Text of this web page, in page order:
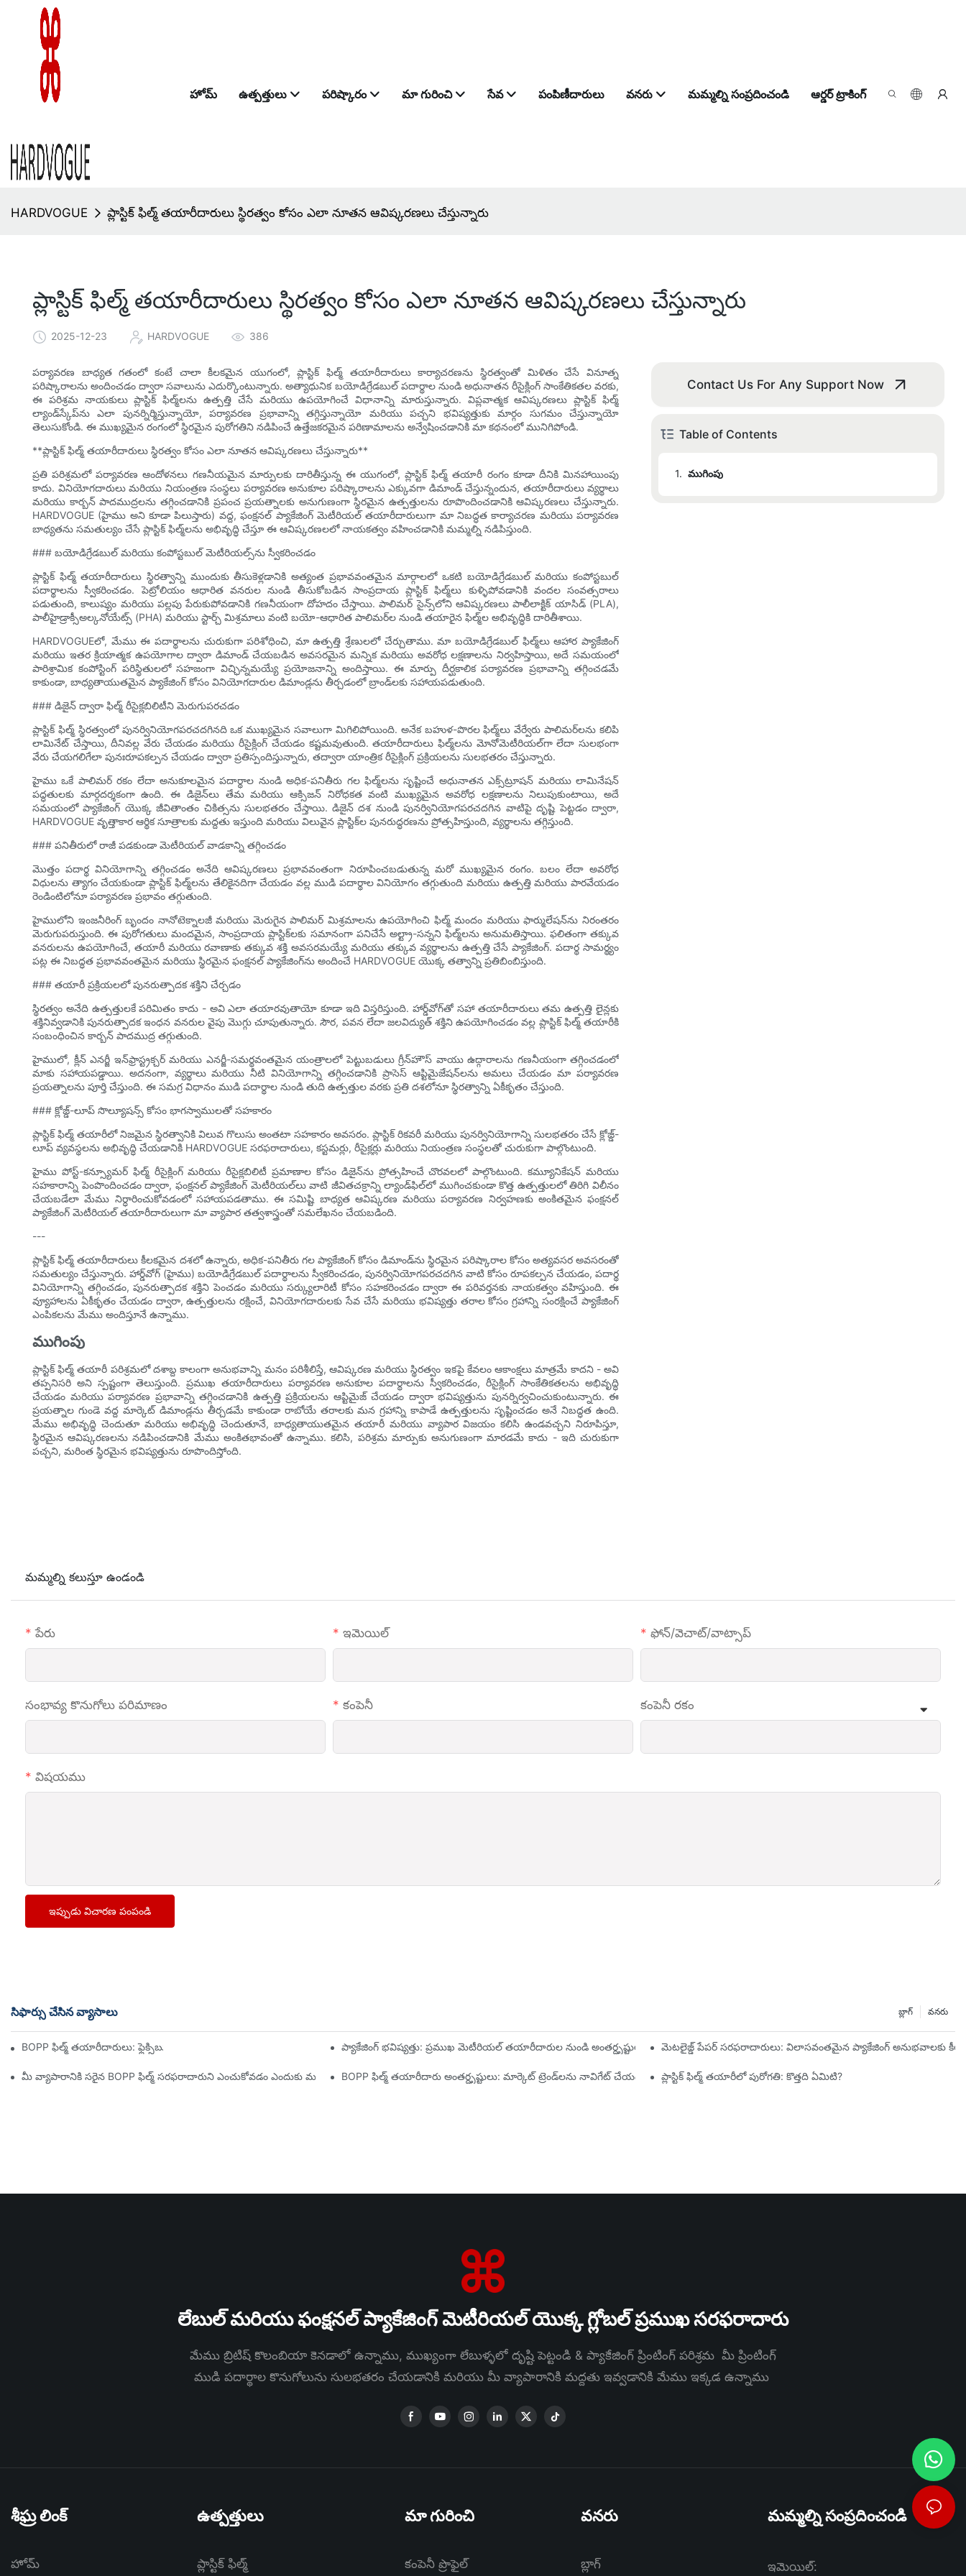
హోమ్ ఉత్పత్తులు పరిష్కారం మా గురించి సేవ పంపిణీదారులు వనరు మమ్మల్ని సంప్రదించండి ఆర్డర్ ట్రాకింగ్
HARDVOGUE ప్లాస్టిక్ ఫిల్మ్ తయారీదారులు స్థిరత్వం కోసం ఎలా నూతన ఆవిష్కరణలు చేస్తున్నారు
ప్లాస్టిక్ ఫిల్మ్ తయారీదారులు స్థిరత్వం కోసం ఎలా నూతన ఆవిష్కరణలు చేస్తున్నారు
2025-12-23 HARDVOGUE 386
పర్యావరణ బాధ్యత గతంలో కంటే చాలా కీలకమైన యుగంలో, ప్లాస్టిక్ ఫిల్మ్ తయారీదారులు కార్యాచరణను స్థిరత్వంతో మిళితం చేసే వినూత్న
పరిష్కారాలను అందించడం ద్వారా సవాలును ఎదుర్కొంటున్నారు. అత్యాధునిక బయోడిగ్రేడబుల్ పదార్థాల నుండి అధునాతన రీసైక్లింగ్ సాంకేతికతల వరకు,
ఈ పరిశ్రమ నాయకులు ప్లాస్టిక్ ఫిల్మ్‌లను ఉత్పత్తి చేసే మరియు ఉపయోగించే విధానాన్ని మారుస్తున్నారు. విప్లవాత్మక ఆవిష్కరణలు ప్లాస్టిక్ ఫిల్మ్
ల్యాండ్‌స్కేప్‌ను ఎలా పునర్నిర్మిస్తున్నాయో, పర్యావరణ ప్రభావాన్ని తగ్గిస్తున్నాయో మరియు పచ్చని భవిష్యత్తుకు మార్గం సుగమం చేస్తున్నాయో
తెలుసుకోండి. ఈ ముఖ్యమైన రంగంలో స్థిరమైన పురోగతిని నడిపించే ఉత్తేజకరమైన పరిణామాలను అన్వేషించడానికి మా కథనంలో మునిగిపోండి.
**ప్లాస్టిక్ ఫిల్మ్ తయారీదారులు స్థిరత్వం కోసం ఎలా నూతన ఆవిష్కరణలు చేస్తున్నారు**
ప్రతి పరిశ్రమలో పర్యావరణ ఆందోళనలు గణనీయమైన మార్పులకు దారితీస్తున్న ఈ యుగంలో, ప్లాస్టిక్ ఫిల్మ్ తయారీ రంగం కూడా దీనికి మినహాయింపు
కాదు. వినియోగదారులు మరియు నియంత్రణ సంస్థలు పర్యావరణ అనుకూల పరిష్కారాలను ఎక్కువగా డిమాండ్ చేస్తున్నందున, తయారీదారులు వ్యర్థాలు
మరియు కార్బన్ పాదముద్రలను తగ్గించడానికి ప్రపంచ ప్రయత్నాలకు అనుగుణంగా స్థిరమైన ఉత్పత్తులను రూపొందించడానికి ఆవిష్కరణలు చేస్తున్నారు.
HARDVOGUE (హైము అని కూడా పిలుస్తారు) వద్ద, ఫంక్షనల్ ప్యాకేజింగ్ మెటీరియల్ తయారీదారులుగా మా నిబద్ధత కార్యాచరణ మరియు పర్యావరణ
బాధ్యతను సమతుల్యం చేసే ప్లాస్టిక్ ఫిల్మ్‌లను అభివృద్ధి చేస్తూ ఈ ఆవిష్కరణలలో నాయకత్వం వహించడానికి మమ్మల్ని నడిపిస్తుంది.
### బయోడిగ్రేడబుల్ మరియు కంపోస్టబుల్ మెటీరియల్స్‌ను స్వీకరించడం
ప్లాస్టిక్ ఫిల్మ్ తయారీదారులు స్థిరత్వాన్ని ముందుకు తీసుకెళ్లడానికి అత్యంత ప్రభావవంతమైన మార్గాలలో ఒకటి బయోడిగ్రేడబుల్ మరియు కంపోస్టబుల్
పదార్థాలను స్వీకరించడం. పెట్రోలియం ఆధారిత వనరుల నుండి తీసుకోబడిన సాంప్రదాయ ప్లాస్టిక్ ఫిల్మ్‌లు కుళ్ళిపోవడానికి వందల సంవత్సరాలు
పడుతుంది, కాలుష్యం మరియు పల్లపు పేరుకుపోవడానికి గణనీయంగా దోహదం చేస్తాయి. పాలిమర్ సైన్స్‌లోని ఆవిష్కరణలు పాలీలాక్టిక్ యాసిడ్ (PLA),
పాలీహైడ్రాక్సీఅల్కనోయేట్స్ (PHA) మరియు స్టార్చ్ మిశ్రమాలు వంటి బయో-ఆధారిత పాలిమర్‌ల నుండి తయారైన ఫిల్మ్‌ల అభివృద్ధికి దారితీశాయి.
HARDVOGUEలో, మేము ఈ పదార్థాలను చురుకుగా పరిశోధించి, మా ఉత్పత్తి శ్రేణులలో చేర్చుతాము. మా బయోడిగ్రేడబుల్ ఫిల్మ్‌లు ఆహార ప్యాకేజింగ్
మరియు ఇతర క్రియాత్మక ఉపయోగాల ద్వారా డిమాండ్ చేయబడిన అవసరమైన మన్నిక మరియు అవరోధ లక్షణాలను నిర్వహిస్తాయి, అదే సమయంలో
పారిశ్రామిక కంపోస్టింగ్ పరిస్థితులలో సహజంగా విచ్ఛిన్నమయ్యే ప్రయోజనాన్ని అందిస్తాయి. ఈ మార్పు దీర్ఘకాలిక పర్యావరణ ప్రభావాన్ని తగ్గించడమే
కాకుండా, బాధ్యతాయుతమైన ప్యాకేజింగ్ కోసం వినియోగదారుల డిమాండ్లను తీర్చడంలో బ్రాండ్‌లకు సహాయపడుతుంది.
### డిజైన్ ద్వారా ఫిల్మ్ రీసైక్లబిలిటీని మెరుగుపరచడం
ప్లాస్టిక్ ఫిల్మ్ స్థిరత్వంలో పునర్వినియోగపరచదగినది ఒక ముఖ్యమైన సవాలుగా మిగిలిపోయింది. అనేక బహుళ-పొరల ఫిల్మ్‌లు వేర్వేరు పాలిమర్‌లను కలిపి
లామినేట్ చేస్తాయి, దీనివల్ల వేరు చేయడం మరియు రీసైక్లింగ్ చేయడం కష్టమవుతుంది. తయారీదారులు ఫిల్మ్‌లను మోనోమెటీరియల్‌గా లేదా సులభంగా
వేరు చేయగలిగేలా పునఃరూపకల్పన చేయడం ద్వారా ప్రతిస్పందిస్తున్నారు, తద్వారా యాంత్రిక రీసైక్లింగ్ ప్రక్రియలను సులభతరం చేస్తున్నారు.
హైము ఒకే పాలిమర్ రకం లేదా అనుకూలమైన పదార్థాల నుండి అధిక-పనితీరు గల ఫిల్మ్‌లను సృష్టించే అధునాతన ఎక్స్‌ట్రూషన్ మరియు లామినేషన్
పద్ధతులకు మార్గదర్శకంగా ఉంది. ఈ డిజైన్‌లు తేమ మరియు ఆక్సిజన్ నిరోధకత వంటి ముఖ్యమైన అవరోధ లక్షణాలను నిలుపుకుంటాయి, అదే
సమయంలో ప్యాకేజింగ్ యొక్క జీవితాంతం చికిత్సను సులభతరం చేస్తాయి. డిజైన్ దశ నుండి పునర్వినియోగపరచదగిన వాటిపై దృష్టి పెట్టడం ద్వారా,
HARDVOGUE వృత్తాకార ఆర్థిక సూత్రాలకు మద్దతు ఇస్తుంది మరియు విలువైన ప్లాస్టిక్‌ల పునరుద్ధరణను ప్రోత్సహిస్తుంది, వ్యర్థాలను తగ్గిస్తుంది.
### పనితీరులో రాజీ పడకుండా మెటీరియల్ వాడకాన్ని తగ్గించడం
మొత్తం పదార్థ వినియోగాన్ని తగ్గించడం అనేది ఆవిష్కరణలు ప్రభావవంతంగా నిరూపించబడుతున్న మరో ముఖ్యమైన రంగం. బలం లేదా అవరోధ
విధులను త్యాగం చేయకుండా ప్లాస్టిక్ ఫిల్మ్‌లను తేలికైనదిగా చేయడం వల్ల ముడి పదార్థాల వినియోగం తగ్గుతుంది మరియు ఉత్పత్తి మరియు పారవేయడం
రెండింటిలోనూ పర్యావరణ ప్రభావం తగ్గుతుంది.
హైములోని ఇంజనీరింగ్ బృందం నానోటెక్నాలజీ మరియు మెరుగైన పాలిమర్ మిశ్రమాలను ఉపయోగించి ఫిల్మ్ మందం మరియు ఫార్ములేషన్‌ను నిరంతరం
మెరుగుపరుస్తుంది. ఈ పురోగతులు మందమైన, సాంప్రదాయ ప్లాస్టిక్‌లకు సమానంగా పనిచేసే అల్ట్రా-సన్నని ఫిల్మ్‌లను అనుమతిస్తాయి. ఫలితంగా తక్కువ
వనరులను ఉపయోగించే, తయారీ మరియు రవాణాకు తక్కువ శక్తి అవసరమయ్యే మరియు తక్కువ వ్యర్థాలను ఉత్పత్తి చేసే ప్యాకేజింగ్. పదార్థ సామర్థ్యం
పట్ల ఈ నిబద్ధత ప్రభావవంతమైన మరియు స్థిరమైన ఫంక్షనల్ ప్యాకేజింగ్‌ను అందించే HARDVOGUE యొక్క తత్వాన్ని ప్రతిబింబిస్తుంది.
### తయారీ ప్రక్రియలలో పునరుత్పాదక శక్తిని చేర్చడం
స్థిరత్వం అనేది ఉత్పత్తులకే పరిమితం కాదు - అవి ఎలా తయారవుతాయో కూడా ఇది విస్తరిస్తుంది. హార్డ్‌వోగ్‌తో సహా తయారీదారులు తమ ఉత్పత్తి లైన్లకు
శక్తినివ్వడానికి పునరుత్పాదక ఇంధన వనరుల వైపు మొగ్గు చూపుతున్నారు. సౌర, పవన లేదా జలవిద్యుత్ శక్తిని ఉపయోగించడం వల్ల ప్లాస్టిక్ ఫిల్మ్ తయారీకి
సంబంధించిన కార్బన్ పాదముద్ర తగ్గుతుంది.
హైములో, క్లీన్ ఎనర్జీ ఇన్‌ఫ్రాస్ట్రక్చర్ మరియు ఎనర్జీ-సమర్థవంతమైన యంత్రాలలో పెట్టుబడులు గ్రీన్‌హౌస్ వాయు ఉద్గారాలను గణనీయంగా తగ్గించడంలో
మాకు సహాయపడ్డాయి. అదనంగా, వ్యర్థాలు మరియు నీటి వినియోగాన్ని తగ్గించడానికి ప్రాసెస్ ఆప్టిమైజేషన్‌లను అమలు చేయడం మా పర్యావరణ
ప్రయత్నాలను పూర్తి చేస్తుంది. ఈ సమగ్ర విధానం ముడి పదార్థాల నుండి తుది ఉత్పత్తుల వరకు ప్రతి దశలోనూ స్థిరత్వాన్ని ఏకీకృతం చేస్తుంది.
### క్లోజ్డ్-లూప్ సొల్యూషన్స్ కోసం భాగస్వాములతో సహకారం
ప్లాస్టిక్ ఫిల్మ్ తయారీలో నిజమైన స్థిరత్వానికి విలువ గొలుసు అంతటా సహకారం అవసరం. ప్లాస్టిక్ రికవరీ మరియు పునర్వినియోగాన్ని సులభతరం చేసే క్లోజ్డ్-
లూప్ వ్యవస్థలను అభివృద్ధి చేయడానికి HARDVOGUE సరఫరాదారులు, కస్టమర్లు, రీసైక్లర్లు మరియు నియంత్రణ సంస్థలతో చురుకుగా పాల్గొంటుంది.
హైము పోస్ట్-కన్స్యూమర్ ఫిల్మ్ రీసైక్లింగ్ మరియు రీసైక్లబిలిటీ ప్రమాణాల కోసం డిజైన్‌ను ప్రోత్సహించే చొరవలలో పాల్గొంటుంది. కమ్యూనికేషన్ మరియు
సహకారాన్ని పెంపొందించడం ద్వారా, ఫంక్షనల్ ప్యాకేజింగ్ మెటీరియల్‌లు వాటి జీవితచక్రాన్ని ల్యాండ్‌ఫిల్‌లో ముగించకుండా కొత్త ఉత్పత్తులలో తిరిగి విలీనం
చేయబడేలా మేము నిర్ధారించుకోవడంలో సహాయపడతాము. ఈ సమిష్టి బాధ్యత ఆవిష్కరణ మరియు పర్యావరణ నిర్వహణకు అంకితమైన ఫంక్షనల్
ప్యాకేజింగ్ మెటీరియల్ తయారీదారులుగా మా వ్యాపార తత్వశాస్త్రంతో సమలేఖనం చేయబడింది.
---
ప్లాస్టిక్ ఫిల్మ్ తయారీదారులు కీలకమైన దశలో ఉన్నారు, అధిక-పనితీరు గల ప్యాకేజింగ్ కోసం డిమాండ్‌ను స్థిరమైన పరిష్కారాల కోసం అత్యవసర అవసరంతో
సమతుల్యం చేస్తున్నారు. హార్డ్‌వోగ్ (హైము) బయోడిగ్రేడబుల్ పదార్థాలను స్వీకరించడం, పునర్వినియోగపరచదగిన వాటి కోసం రూపకల్పన చేయడం, పదార్థ
వినియోగాన్ని తగ్గించడం, పునరుత్పాదక శక్తిని పెంచడం మరియు సర్క్యులారిటీ కోసం సహకరించడం ద్వారా ఈ పరివర్తనకు నాయకత్వం వహిస్తుంది. ఈ
వ్యూహాలను ఏకీకృతం చేయడం ద్వారా, ఉత్పత్తులను రక్షించే, వినియోగదారులకు సేవ చేసే మరియు భవిష్యత్తు తరాల కోసం గ్రహాన్ని సంరక్షించే ప్యాకేజింగ్
ఎంపికలను మేము అందిస్తూనే ఉన్నాము.
ముగింపు
ప్లాస్టిక్ ఫిల్మ్ తయారీ పరిశ్రమలో దశాబ్ద కాలంగా అనుభవాన్ని మనం పరిశీలిస్తే, ఆవిష్కరణ మరియు స్థిరత్వం ఇకపై కేవలం ఆకాంక్షలు మాత్రమే కాదని - అవి
తప్పనిసరి అని స్పష్టంగా తెలుస్తుంది. ప్రముఖ తయారీదారులు పర్యావరణ అనుకూల పదార్థాలను స్వీకరించడం, రీసైక్లింగ్ సాంకేతికతలను అభివృద్ధి
చేయడం మరియు పర్యావరణ ప్రభావాన్ని తగ్గించడానికి ఉత్పత్తి ప్రక్రియలను ఆప్టిమైజ్ చేయడం ద్వారా భవిష్యత్తును పునర్నిర్వచించుకుంటున్నారు. ఈ
ప్రయత్నాల గుండె వద్ద మార్కెట్ డిమాండ్లను తీర్చడమే కాకుండా రాబోయే తరాలకు మన గ్రహాన్ని కాపాడే ఉత్పత్తులను సృష్టించడం అనే నిబద్ధత ఉంది.
మేము అభివృద్ధి చెందుతూ మరియు అభివృద్ధి చెందుతూనే, బాధ్యతాయుతమైన తయారీ మరియు వ్యాపార విజయం కలిసి ఉండవచ్చని నిరూపిస్తూ,
స్థిరమైన ఆవిష్కరణలను నడిపించడానికి మేము అంకితభావంతో ఉన్నాము. కలిసి, పరిశ్రమ మార్పుకు అనుగుణంగా మారడమే కాదు - ఇది చురుకుగా
పచ్చని, మరింత స్థిరమైన భవిష్యత్తును రూపొందిస్తోంది.
Contact Us For Any Support Now
Table of Contents
1. ముగింపు
మమ్మల్ని కలుస్తూ ఉండండి
పేరు ఇమెయిల్ ఫోన్/వెచాట్/వాట్సాప్
సంభావ్య కొనుగోలు పరిమాణం కంపెనీ కంపెనీ రకం
విషయము
ఇప్పుడు విచారణ పంపండి
సిఫార్సు చేసిన వ్యాసాలు వనరు
బ్లాగ్
BOPP ఫిల్మ్ తయారీదారులు: ఫ్లెక్సిబుల్ ప్యాకేజింగ్ యొక్క వెన్నెముక ప్యాకేజింగ్ భవిష్యత్తు: ప్రముఖ మెటీరియల్ తయారీదారుల నుండి అంతర్దృష్టులు మెటలైజ్డ్ పేపర్ సరఫరాదారులు: విలాసవంతమైన ప్యాకేజింగ్ అనుభవాలకు
మీ వ్యాపారానికి సరైన BOPP ఫిల్మ్ సరఫరాదారుని ఎంచుకోవడం ఎందుకు ముఖ్యం BOPP ఫిల్మ్ తయారీదారు అంతర్దృష్టులు: మార్కెట్ ట్రెండ్‌లను నావిగేట్ చేయడం ప్లాస్టిక్ ఫిల్మ్ తయారీలో పురోగతి: కొత్తది ఏమిటి?
లేబుల్ మరియు ఫంక్షనల్ ప్యాకేజింగ్ మెటీరియల్ యొక్క గ్లోబల్ ప్రముఖ సరఫరాదారు
మేము బ్రిటిష్ కొలంబియా కెనడాలో ఉన్నాము, ముఖ్యంగా లేబుళ్ళలో దృష్టి పెట్టండి & ప్యాకేజింగ్ ప్రింటింగ్ పరిశ్రమ మీ ప్రింటింగ్
ముడి పదార్థాల కొనుగోలును సులభతరం చేయడానికి మరియు మీ వ్యాపారానికి మద్దతు ఇవ్వడానికి మేము ఇక్కడ ఉన్నాము
శీఘ్ర లింక్
హోమ్
ఉత్పత్తులు
ప్లాస్టిక్ ఫిల్మ్
మా గురించి
కంపెనీ ప్రొఫైల్
వనరు
బ్లాగ్
మమ్మల్ని సంప్రదించండి
ఇమెయిల్: